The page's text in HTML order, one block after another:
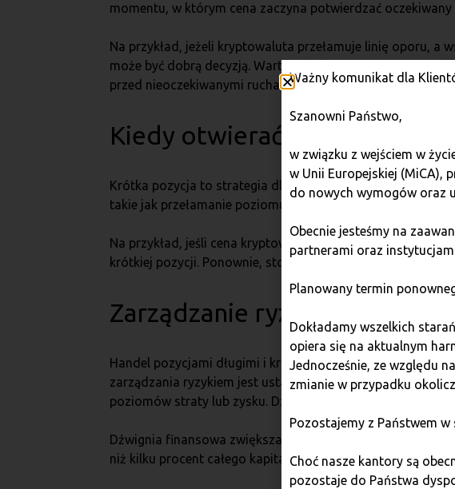
momentu, w którym cena zaczyna potwierdzać
Na przykład, jeżeli kryptowaluta przełamuje linię oporu, a
może być dobrą decyzją. Warto jednak pamiętać, że stop-
przed nieoczekiwanymi ruchami cenowymi.
Kiedy otwierać krótką
Krótka pozycja to strategia dla tych, którzy oczekują
takie jak przełamanie poziomu wsparcia, negatywne
Na przykład, jeśli cena kryptowaluty spada poniżej
krótkiej pozycji. Ponownie, stop-loss jest niezbędnym
Zarządzanie ryzykiem i
Handel pozycjami długimi i krótkimi wymaga nie tylko
zarządzania ryzykiem jest ustawianie stop-lossów oraz
poziomów straty lub zysku. Dzięki temu unikasz
Dźwignia finansowa zwiększa potencjalne zyski, ale
niż kilku procent całego kapitału w jednej transakcji.
Ważny komunikat dla
Szanowni Państwo,
w związku z wejściem w
w Unii Europejskiej (MiCA),
do nowych wymogów oraz
Obecnie jesteśmy na
partnerami oraz
Planowany termin
Dokładamy wszelkich
opiera się na aktualnym
Jednocześnie, ze względu
zmianie w przypadku
Pozostajemy z Państwem w
Choć nasze kantory są
pozostaje do Państwa